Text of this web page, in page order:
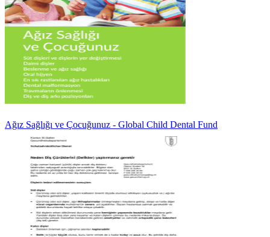
Ağız Sağlığı ve Çocuğunuz - Global Child Dental Fund